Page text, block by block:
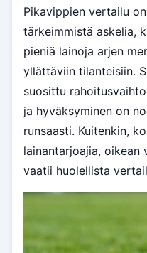
Pikavippien vertailu
tärkeimmistä askelia,
pieniä lainoja arjen
yllättäviin tilanteisiin.
suosittu
ja hyväksyminen on
runsaasti. Kuitenkin,
lainantarjoajia, oikean
vaatii huolellista